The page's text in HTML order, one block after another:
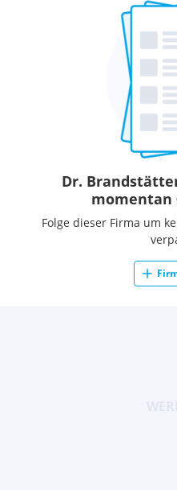
Dr.
momentan
Folge dieser Firma um